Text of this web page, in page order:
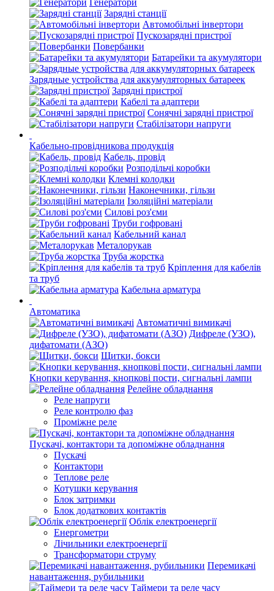
Генератори
Зарядні станції
Автомобільні інвертори
Пускозарядні пристрої
Повербанки
Батарейки та акумулятори
Зарядные устройства для аккумуляторных батареек
Зарядні пристрої
Кабелі та адаптери
Сонячні зарядні пристрої
Стабілізатори напруги
Кабельно-провідникова продукція
Кабель, провід
Розподільчі коробки
Клемні колодки
Наконечники, гільзи
Ізоляційні матеріали
Силові роз'єми
Труби гофровані
Кабельний канал
Металорукав
Труба жорстка
Кріплення для кабелів
та труб
Кабельна арматура
Автоматика
Автоматичні вимикачі
Дифреле (УЗО),
дифатомати (АЗО)
Щитки, бокси
Кнопки керування, кнопкові пости, сигнальні лампи
Релейне обладнання
Реле напруги
Реле контролю фаз
Проміжне реле
Пускачі, контактори та допоміжне обладнання
Пускачі
Контактори
Теплове реле
Котушки керування
Блок затримки
Блок додаткових контактів
Облік електроенергії
Енергометри
Лічильники електроенергії
Трансформатори струму
Перемикачі
навантаження, рубильники
Таймери та реле часу